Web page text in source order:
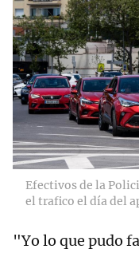
Efectivos de la
el trafico el día del
"Yo lo que pudo